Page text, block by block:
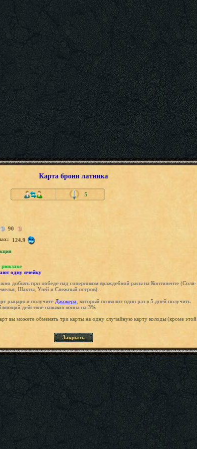
Карта брони латника
5
90
124.9
одну ячейку
добыть при победе над соперником враждебной расы на Континенте (Соли-
Шахты, Улей и Снежный остров).
рыцаря и получите Джокера, который позволит один раз в 5 дней получить
действие навыков воина на 3%.
вы можете обменять три карты на одну случайную карту колоды (кроме этой
Закрыть